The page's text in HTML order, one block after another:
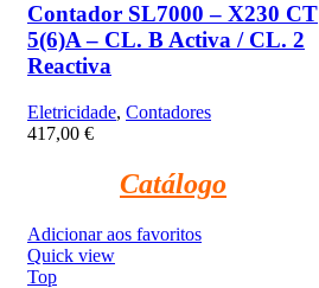
Contador SL7000 – X230 CT
5(6)A – CL. B Activa / CL. 2
Reactiva
Eletricidade, Contadores
417,00 €
Catálogo
Adicionar aos favoritos
Quick view
Top